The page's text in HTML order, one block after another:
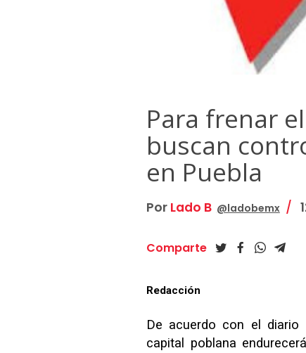
Para frenar
buscan
en Puebla
Por Lado B @ladobemx
Comparte
Redacción
De acuerdo con el diario
capital poblana